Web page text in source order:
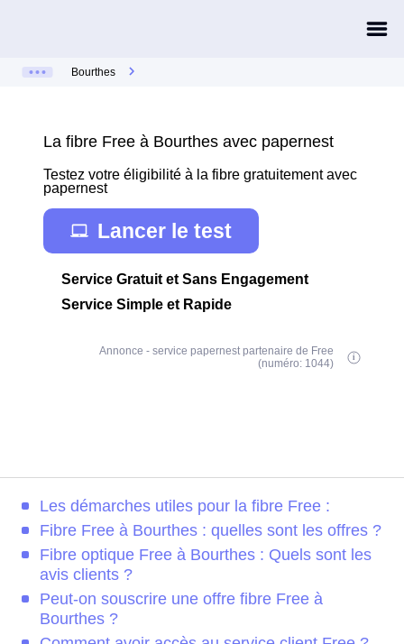
Bourthes
La fibre Free à Bourthes avec papernest
Testez votre éligibilité à la fibre gratuitement avec
papernest
Lancer le test
Service Gratuit et Sans Engagement
Service Simple et Rapide
Annonce - service papernest partenaire de Free
(numéro: 1044)
Les démarches utiles pour la fibre Free :
Fibre Free à Bourthes : quelles sont les offres ?
Fibre optique Free à Bourthes : Quels sont les
avis clients ?
Peut-on souscrire une offre fibre Free à
Bourthes ?